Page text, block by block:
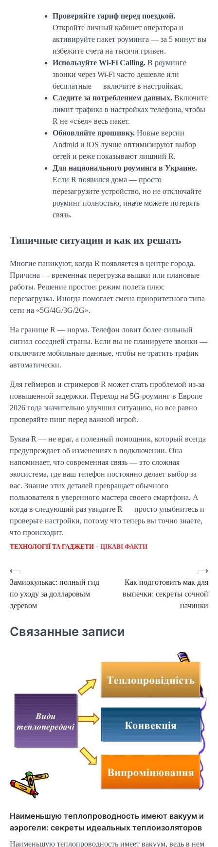
Проверяйте тариф перед поездкой.
Откройте личный кабинет оператора и
активируйте пакет роуминга — за 5 минут вы
избежите счета на тысячи гривен.
Используйте Wi-Fi Calling. В роуминге
звонки через Wi-Fi часто дешевле или
бесплатные — включите в настройках.
Следите за потреблением данных. Включите
лимит трафика в настройках телефона, чтобы
R не «съел» весь пакет.
Обновляйте прошивку. Новые версии
Android и iOS лучше оптимизируют выбор
сетей и реже показывают лишний R.
Для национального роуминга в Украине.
Если R появился дома — просто
перезагрузите устройство, но не отключайте
роуминг полностью, иначе можете потерять
связь.
Типичные ситуации и как их решать
Многие паникуют, когда R появляется в центре города.
Причина — временная перегрузка вышки или плановые
работы. Решение простое: режим полета плюс
перезагрузка. Иногда помогает смена приоритетного типа
сети на «5G/4G/3G/2G».
На границе R — норма. Телефон ловит более сильный
сигнал соседней страны. Если вы не планируете звонки —
отключите мобильные данные, чтобы не тратить трафик
автоматически.
Для геймеров и стримеров R может стать проблемой из-за
повышенной задержки. Переход на 5G-роуминг в Европе
2026 года значительно улучшил ситуацию, но все равно
проверяйте пинг перед важной игрой.
Буква R — не враг, а полезный помощник, который всегда
предупреждает об изменениях в подключении. Она
напоминает, что современная связь — это сложная
экосистема, где ваш телефон постоянно делает выбор за
вас. Знание этих деталей превращает обычного
пользователя в уверенного мастера своего смартфона. А
когда в следующий раз увидите R — просто улыбнитесь и
проверьте настройки, потому что теперь вы точно знаете,
что происходит.
ТЕХНОЛОГІЇ ТА ГАДЖЕТИ ЦІКАВІ ФАКТИ
Навигация
по
записям
⟵
Замиокулькас: полный гид
по уходу за долларовым
деревом
Как подготовить мак для
выпечки: секреты сочной
начинки
⟶
Связанные записи
Наименьшую теплопроводность имеют вакуум и
аэрогели: секреты идеальных теплоизоляторов
Наименьшую теплопроводность имеет вакуум, ведь в нем